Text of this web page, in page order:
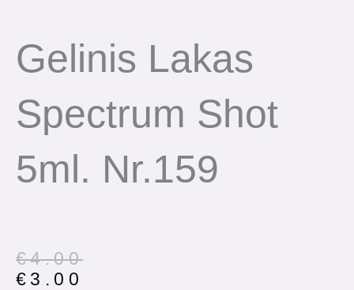
Gelinis Lakas
Spectrum Shot
5ml. Nr.159
€4.00
Original
price
€ 3.00
Current
price